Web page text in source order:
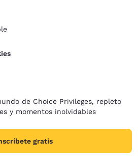
de Choice Privileges, repleto
y momentos inolvidables
gratis